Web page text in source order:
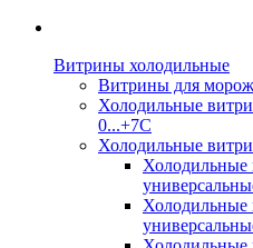
Витрины холодильные
Витрины для
Холодильные
0...+7C
Холодильные
Холодильные
Холодильные